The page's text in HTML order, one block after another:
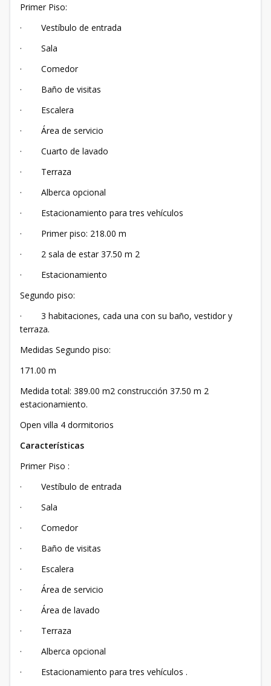
Primer Piso:
· Vestíbulo de entrada
· Sala
· Comedor
· Baño de visitas
· Escalera
· Área de servicio
· Cuarto de lavado
· Terraza
· Alberca opcional
· Estacionamiento para tres vehículos
· Primer piso: 218.00 m
· 2 sala de estar 37.50 m 2
· Estacionamiento
Segundo piso:
· 3 habitaciones, cada una con su baño, vestidor y
terraza.
Medidas Segundo piso:
171.00 m
Medida total: 389.00 m2 construcción 37.50 m 2
estacionamiento.
Open villa 4 dormitorios
Características
Primer Piso :
· Vestíbulo de entrada
· Sala
· Comedor
· Baño de visitas
· Escalera
· Área de servicio
· Área de lavado
· Terraza
· Alberca opcional
· Estacionamiento para tres vehículos .